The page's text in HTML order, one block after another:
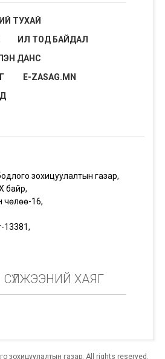
ТУХАЙ
ИЛ ТОД БАЙДАЛ
ДАНС
E-ZASAG.MN
зохицуулалтын газар,
байр,
чөлөө-16,
13381,
ХАЯГ
зохицуулалтын газар. All rights reserved.